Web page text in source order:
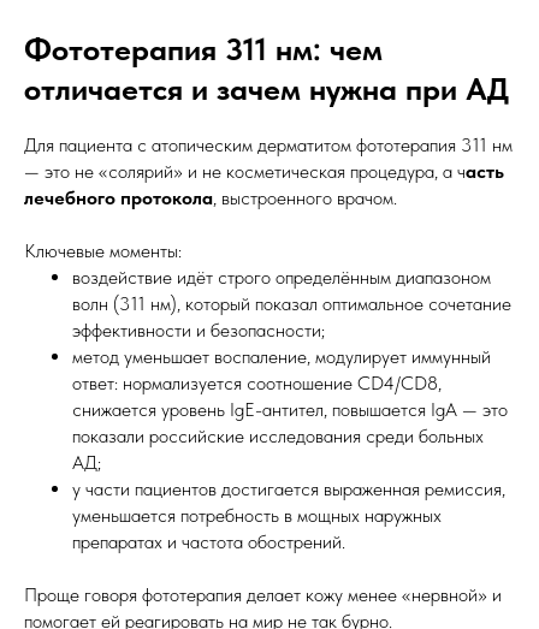
Фототерапия 311 нм: чем
отличается и зачем нужна при АД
Для пациента с атопическим дерматитом фототерапия 311 нм
— это не «солярий» и не косметическая процедура, а часть
лечебного протокола, выстроенного врачом.
Ключевые моменты:
воздействие идёт строго определённым диапазоном
волн (311 нм), который показал оптимальное сочетание
эффективности и безопасности;
метод уменьшает воспаление, модулирует иммунный
ответ: нормализуется соотношение CD4/CD8,
снижается уровень IgE-антител, повышается IgA — это
показали российские исследования среди больных
АД;
у части пациентов достигается выраженная ремиссия,
уменьшается потребность в мощных наружных
препаратах и частота обострений.
Проще говоря фототерапия делает кожу менее «нервной» и
помогает ей реагировать на мир не так бурно.